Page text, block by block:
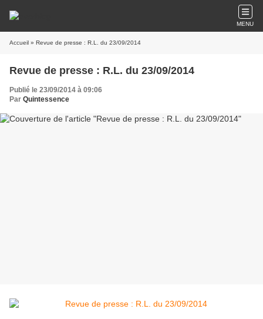
MENU
Accueil » Revue de presse : R.L. du 23/09/2014
Revue de presse : R.L. du 23/09/2014
Publié le 23/09/2014 à 09:06
Par Quintessence